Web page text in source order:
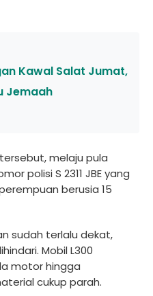
Kawal Salat Jumat,
Jemaah
melaju pula
polisi S 2311 JBE yang
berusia 15
sudah terlalu dekat,
Mobil L300
motor hingga
cukup parah.